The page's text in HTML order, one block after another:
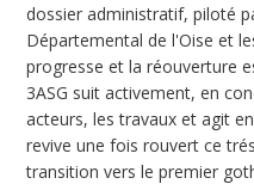
dossier administratif, piloté
Départemental de l'Oise et
progresse et la réouverture
3ASG suit activement, en
acteurs, les travaux et agit
revive une fois rouvert ce
transition vers le premier